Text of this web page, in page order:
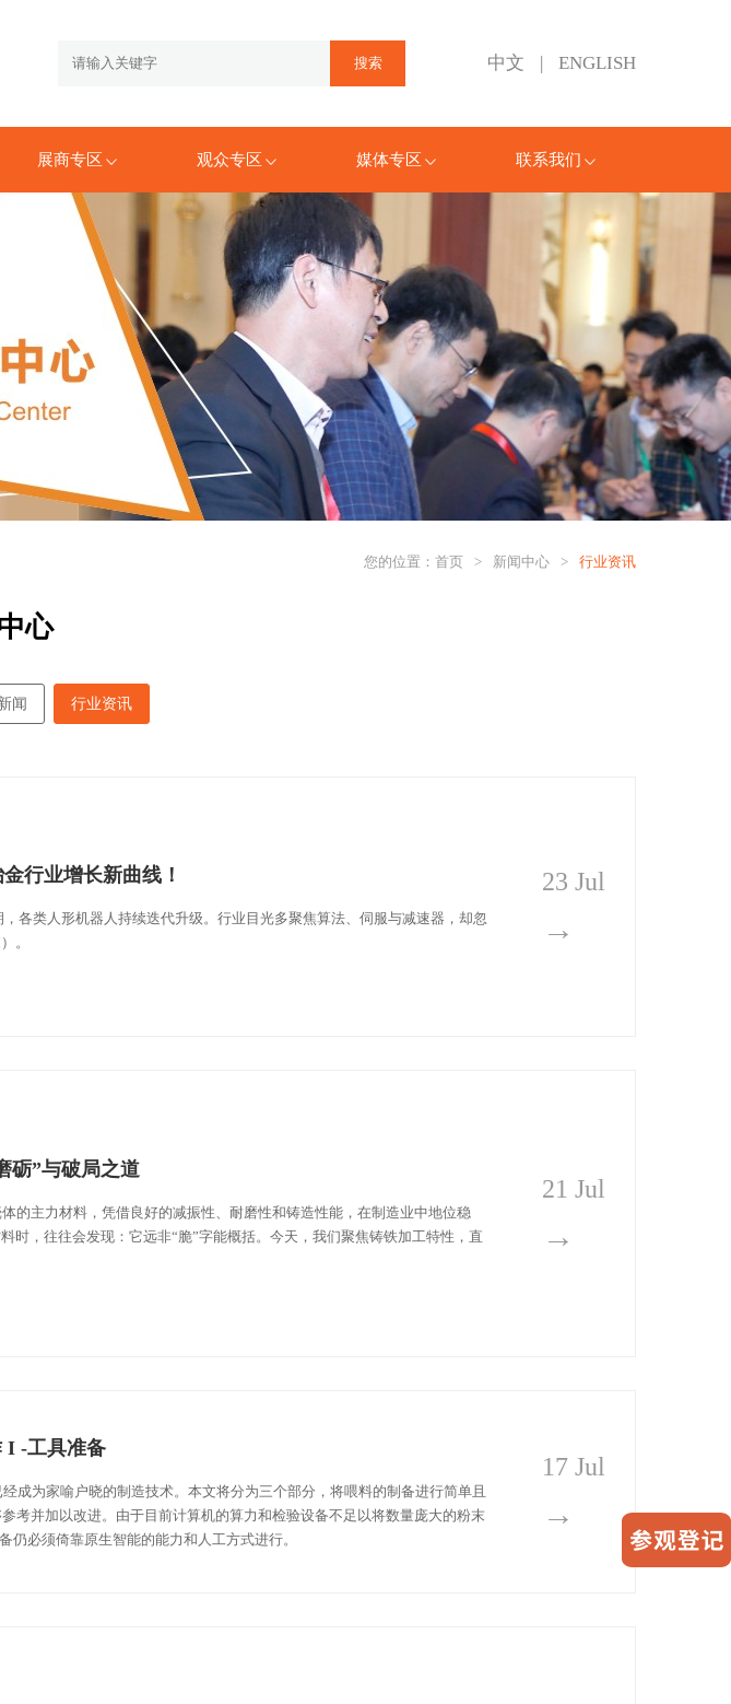
中文 | ENGLISH
展商专区 观众专区 媒体专区 联系我们
您的位置： 首页 > 新闻中心 > 行业资讯
心
闻 行业资讯
行业增长新曲线！
各类人形机器人持续迭代升级。行业目光多聚焦算法、伺服与减速器，却忽
。
23 Jul
→
砺”与破局之道
的主力材料，凭借良好的减振性、耐磨性和铸造性能，在制造业中地位稳
时，往往会发现：它远非“脆”字能概括。今天，我们聚焦铸铁加工特性，直
21 Jul
→
I -工具准备
成为家喻户晓的制造技术。本文将分为三个部分，将喂料的制备进行简单且
考并加以改进。由于目前计算机的算力和检验设备不足以将数量庞大的粉末
仍必须倚靠原生智能的能力和人工方式进行。
17 Jul
→